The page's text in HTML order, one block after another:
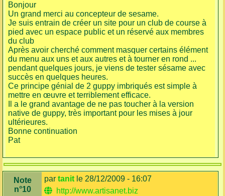
Bonjour
Un grand merci au concepteur de sesame.
Je suis entrain de créer un site pour un club de course à
pied avec un espace public et un réservé aux membres
du club
Après avoir cherché comment masquer certains élément
du menu aux uns et aux autres et à tourner en rond ...
pendant quelques jours, je viens de tester sésame avec
succès en quelques heures.
Ce principe génial de 2 guppy imbriqués est simple à
mettre en œuvre et terriblement efficace.
Il a le grand avantage de ne pas toucher à la version
native de guppy, très important pour les mises à jour
ultérieures.
Bonne continuation
Pat
Note
n°10
par tanit le 28/12/2009 - 16:07
http://www.artisanet.biz